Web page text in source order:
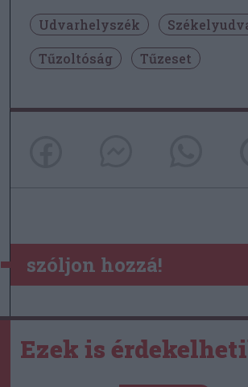
Udvarhelyszék
Tűzoltóság
Tűzeset
szóljon hozzá!
Ezek is